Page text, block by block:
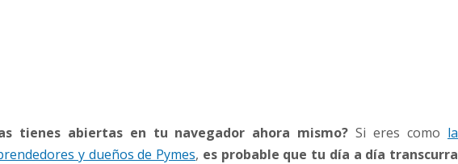
tienes abiertas en tu navegador ahora mismo? Si eres como la
y dueños de Pymes, es probable que tu día a día transcurra